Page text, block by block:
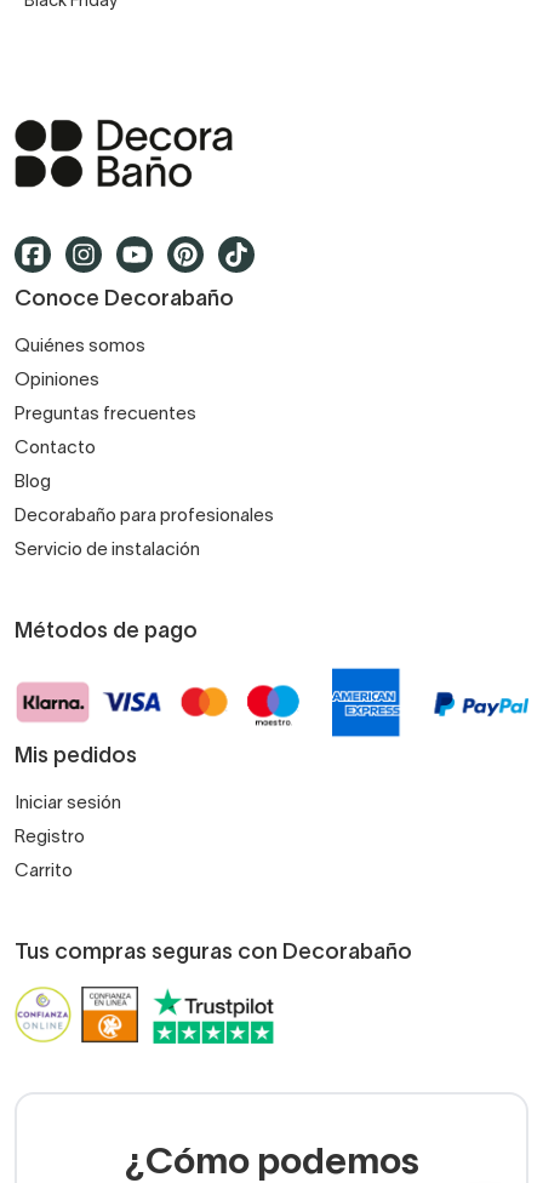
Conoce Decorabaño
Quiénes somos
Opiniones
Preguntas frecuentes
Contacto
Blog
Decorabaño para profesionales
Servicio de instalación
Métodos de pago
Mis pedidos
Iniciar sesión
Registro
Carrito
Tus compras seguras con Decorabaño
¿Cómo podemos